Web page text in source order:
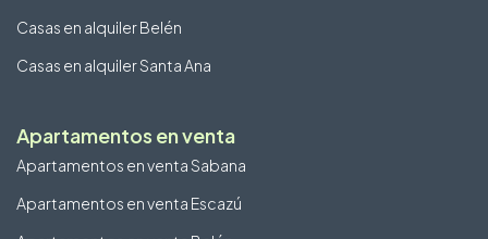
Casas en alquiler Belén
Casas en alquiler Santa Ana
Apartamentos en venta
Apartamentos en venta Sabana
Apartamentos en venta Escazú